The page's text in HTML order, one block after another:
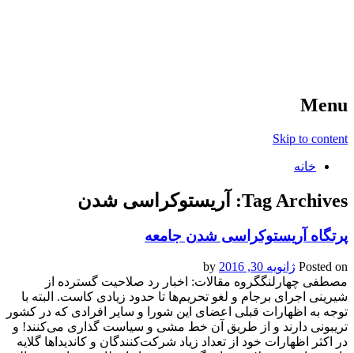
Menu
Skip to content
خانه
Tag Archives: آریستوکراسی شدن
پرتگاه آریستوکراسی شدن جامعه
Posted on ژانویه 30, 2016
مصطفی چهارلنگگروه مقالات: اخبار رد صلاحیت گسترده از
شیرینی اجرای برجام و لغو تحریم‌ها تا حدود زیادی کاست. البته با
توجه به اظهارات قبلی اعضای این شورا و سایر افرادی که در کشور‌
تریبونی دارند و از طریق آن خط مشی و سیاست ‌گذاری می‌کنند! و
در اکثر اظهارات خود از تعداد زیاد شرکت‌کنندگان و کاندیداها گلایه